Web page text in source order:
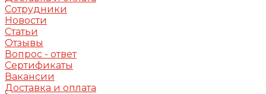
Сотрудники
Новости
Статьи
Отзывы
Вопрос - ответ
Сертификаты
Вакансии
Доставка и оплата